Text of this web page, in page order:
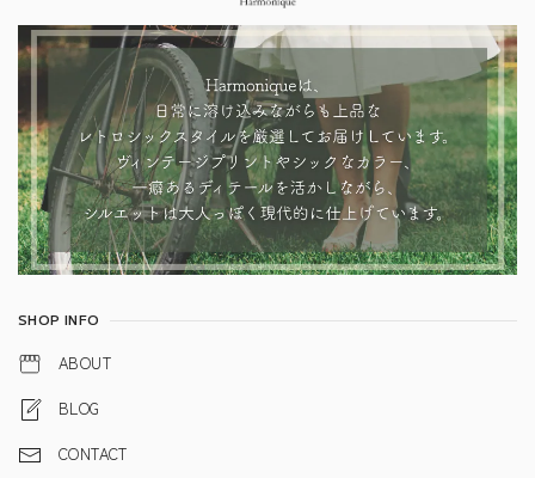
SHOP INFO
ABOUT
BLOG
CONTACT